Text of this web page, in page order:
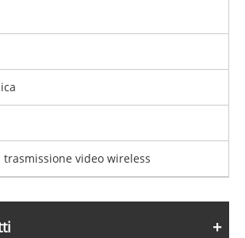
trasmissione video wireless